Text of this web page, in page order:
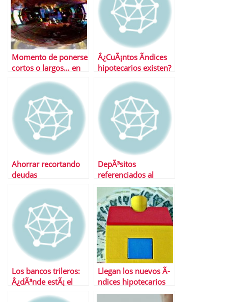
Momento de ponerse
cortos o largos… en
depÃ³sitos a plazo
Â¿CuÃ¡ntos Ã­ndices
hipotecarios existen?
Ahorrar recortando
deudas
DepÃ³sitos
referenciados al
euribor Â¿Una buena
idea?
Los bancos trileros:
Â¿dÃ³nde estÃ¡ el
euribor aquÃ­ o aquÃ­?
Llegan los nuevos Ã­
ndices hipotecarios